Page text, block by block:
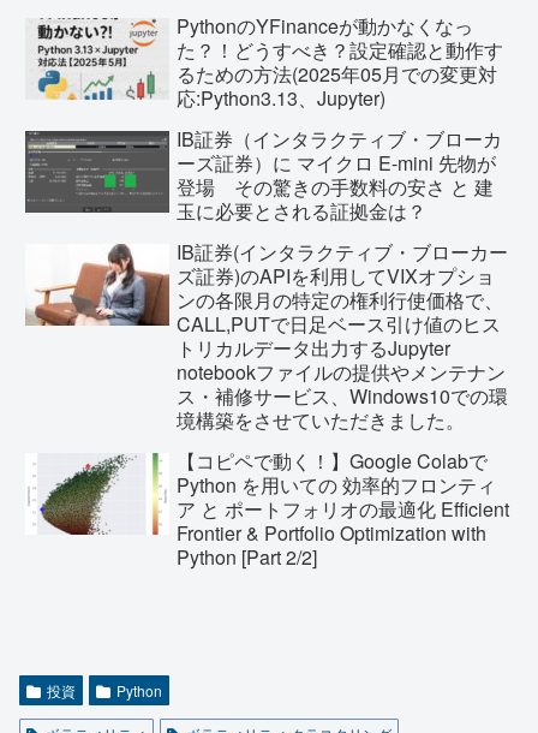
PythonのYFinanceが動かなくなっ
た？！どうすべき？設定確認と動作す
るための方法(2025年05月での変更対
応:Python3.13、Jupyter)
IB証券（インタラクティブ・ブローカ
ーズ証券）に マイクロ E-mini 先物が
登場 その驚きの手数料の安さ と 建
玉に必要とされる証拠金は？
IB証券(インタラクティブ・ブローカー
ズ証券)のAPIを利用してVIXオプショ
ンの各限月の特定の権利行使価格で、
CALL,PUTで日足ベース引け値のヒス
トリカルデータ出力するJupyter
notebookファイルの提供やメンテナン
ス・補修サービス、Windows10での環
境構築をさせていただきました。
【コピペで動く！】Google Colabで
Python を用いての 効率的フロンティ
ア と ポートフォリオの最適化 Efficient
Frontier & Portfolio Optimization with
Python [Part 2/2]
投資 Python